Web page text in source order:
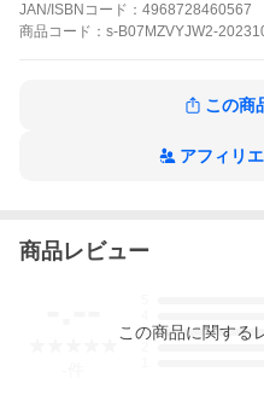
対象年齢15歳以上
商品名：【特典】1/700 艦
製造元：フジミ模型(FUJIMI)
【当店からの連絡】
JAN/ISBNコード： 4968728460567
商品 コード： s-B07MZVYJW2-
この商
アフィリ
商品レビュー
3
この商品に関する